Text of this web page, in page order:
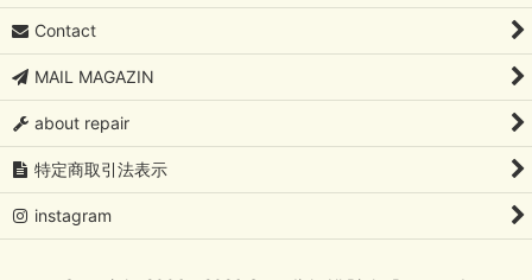
Contact
MAIL MAGAZIN
about repair
特定商取引法表示
instagram